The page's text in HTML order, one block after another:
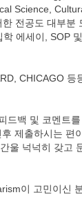
Science,
전공도 대부분
에세이, SOP 및
CHICAGO 등
드백 및 코멘트를
제출하시는 편
울 넉넉히 갖고
이 고민이신